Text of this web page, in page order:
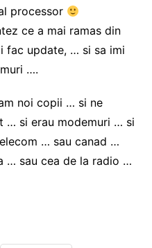
processor
ce a mai ramas din
fac update, … si sa imi
….
noi copii … si ne
… si erau modemuri … si
… sau canad …
… sau cea de la radio …